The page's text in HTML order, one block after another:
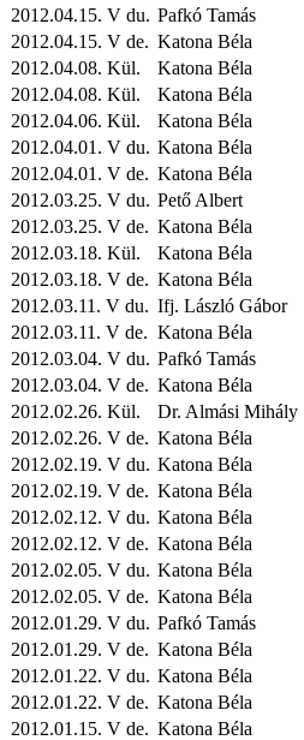
2012.04.15. V du. Pafkó Tamás
2012.04.15. V de. Katona Béla
2012.04.08. Kül. Katona Béla
2012.04.08. Kül. Katona Béla
2012.04.06. Kül. Katona Béla
2012.04.01. V du. Katona Béla
2012.04.01. V de. Katona Béla
2012.03.25. V du. Pető Albert
2012.03.25. V de. Katona Béla
2012.03.18. Kül. Katona Béla
2012.03.18. V de. Katona Béla
2012.03.11. V du. Ifj. László Gábor
2012.03.11. V de. Katona Béla
2012.03.04. V du. Pafkó Tamás
2012.03.04. V de. Katona Béla
2012.02.26. Kül. Dr. Almási Mihály
2012.02.26. V de. Katona Béla
2012.02.19. V du. Katona Béla
2012.02.19. V de. Katona Béla
2012.02.12. V du. Katona Béla
2012.02.12. V de. Katona Béla
2012.02.05. V du. Katona Béla
2012.02.05. V de. Katona Béla
2012.01.29. V du. Pafkó Tamás
2012.01.29. V de. Katona Béla
2012.01.22. V du. Katona Béla
2012.01.22. V de. Katona Béla
2012.01.15. V de. Katona Béla